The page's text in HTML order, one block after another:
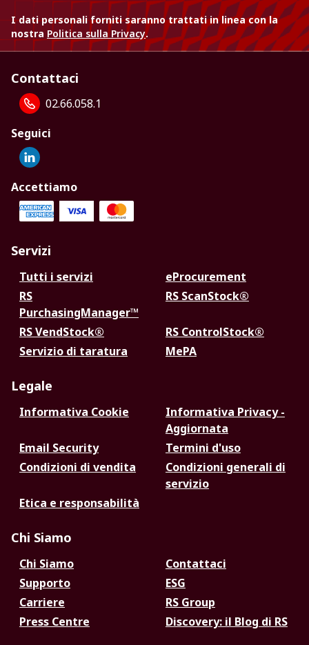
I dati personali forniti saranno trattati in linea con la
nostra Politica sulla Privacy.
Contattaci
02.66.058.1
Seguici
Accettiamo
Servizi
Tutti i servizi
eProcurement
RS
PurchasingManager™
RS ScanStock®
RS VendStock®
RS ControlStock®
Servizio di taratura
MePA
Legale
Informativa Cookie
Informativa Privacy -
Aggiornata
Email Security
Termini d'uso
Condizioni di vendita
Condizioni generali di
servizio
Etica e responsabilità
Chi Siamo
Chi Siamo
Contattaci
Supporto
ESG
Carriere
RS Group
Press Centre
Discovery: il Blog di RS